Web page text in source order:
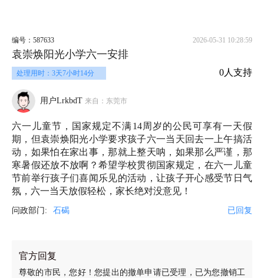
编号：587633 2026-05-31 10:28:59
袁崇焕阳光小学六一安排
处理用时：3天7小时14分 0人支持
用户LrkbdT 来自：东莞市
六一儿童节，国家规定不满14周岁的公民可享有一天假
期，但袁崇焕阳光小学要求孩子六一当天回去一上午搞活
动，如果怕在家出事，那就上整天呐，如果那么严谨，那
寒暑假还放不放啊？希望学校贯彻国家规定，在六一儿童
节前举行孩子们喜闻乐见的活动，让孩子开心感受节日气
氛，六一当天放假轻松，家长绝对没意见！
问政部门: 石碣 已回复
官方回复
尊敬的市民，您好！您提出的撤单申请已受理，已为您撤销工